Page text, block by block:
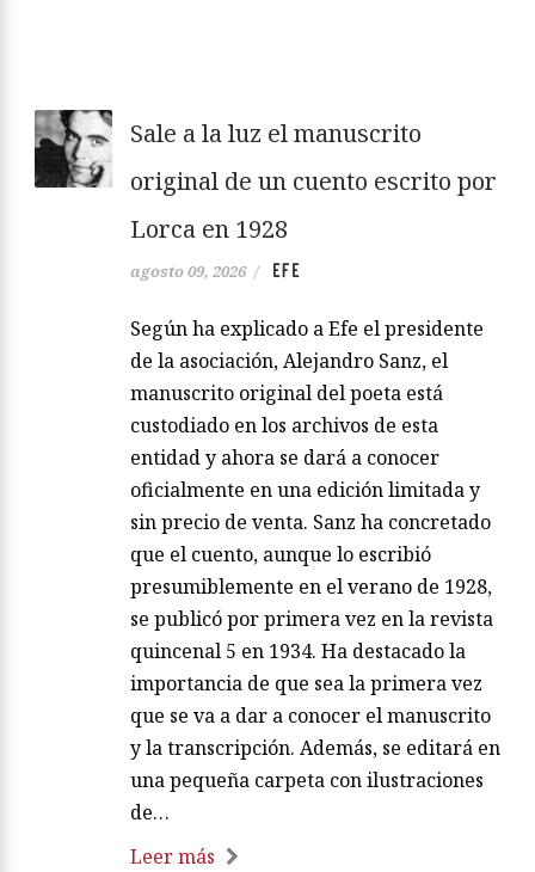
Sale a la luz el manuscrito
original de un cuento escrito por
Lorca en 1928
agosto 09, 2026 / EFE
Según ha explicado a Efe el presidente
de la asociación, Alejandro Sanz, el
manuscrito original del poeta está
custodiado en los archivos de esta
entidad y ahora se dará a conocer
oficialmente en una edición limitada y
sin precio de venta. Sanz ha concretado
que el cuento, aunque lo escribió
presumiblemente en el verano de 1928,
se publicó por primera vez en la revista
quincenal 5 en 1934. Ha destacado la
importancia de que sea la primera vez
que se va a dar a conocer el manuscrito
y la transcripción. Además, se editará en
una pequeña carpeta con ilustraciones
de…
Leer más